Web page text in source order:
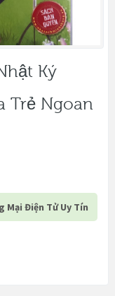
Ký
Trẻ Ngoan
Mại Điện Tử Uy Tín